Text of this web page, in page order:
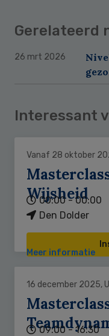
Gerelateerd
26 mrt 2026
Interessant
Vanaf 28 oktober
Wijsheid
00:00 - 00:00
Den Dolder
Meer informatie
16 december 2025,
09:00 - 16:30